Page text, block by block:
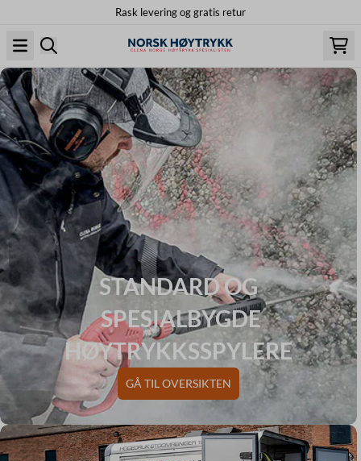
Rask levering og gratis retur
STANDARD OG
SPESIALBYGDE
HØYTRYKKSSPYLERE
GÅ TIL OVERSIKTEN